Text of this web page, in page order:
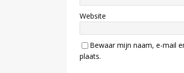
Website
Bewaar mijn naam, e-mail
plaats.